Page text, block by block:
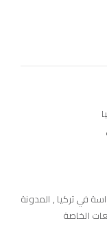
في تركيا , المدونة
الخاصة